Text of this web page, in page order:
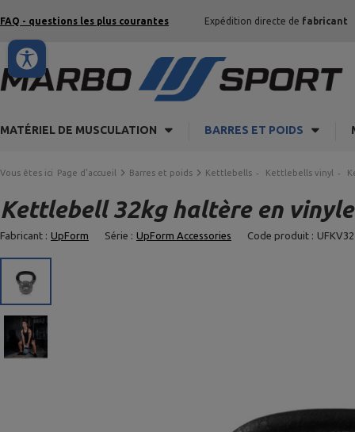
FAQ - questions les plus courantes Expédition directe de fabricant
MATÉRIEL DE MUSCULATION BARRES ET POIDS
Vous êtes ici Page d'accueil Barres et poids Kettlebells Kettlebells vinyl
Kettlebell 32kg haltère en
Fabricant : UpForm Série : UpForm Accessories Code produit : UFKV32